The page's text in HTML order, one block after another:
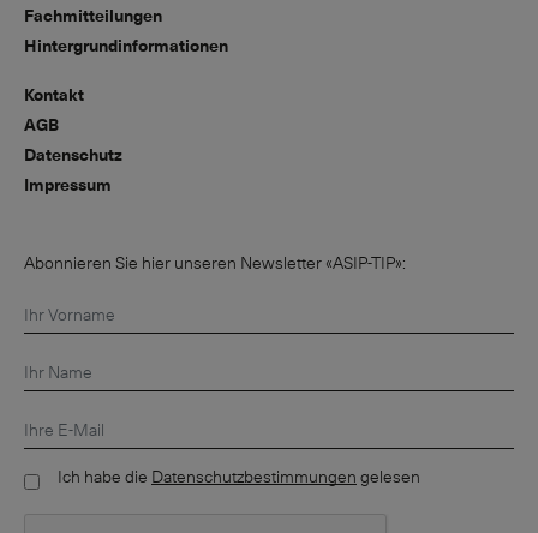
Fachmitteilungen
Hintergrundinformationen
Kontakt
AGB
Datenschutz
Impressum
Abonnieren Sie hier unseren Newsletter «ASIP-TIP»:
Ich habe die Datenschutzbestimmungengelesen